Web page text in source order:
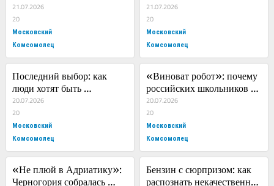
21.07.2026
20
Московский
Комсомолец
21.07.2026
20
Московский
Комсомолец
Последний выбор: как
люди хотят быть
похоронены в XXI веке
20.07.2026
20
Московский
Комсомолец
«Виноват робот»: почему
российских школьников
все чаще не пускают в
десятый класс
20.07.2026
20
Московский
Комсомолец
«Не плюй в Адриатику»:
Черногория собралась
Бензин с сюрпризом: как
распознать некачественное